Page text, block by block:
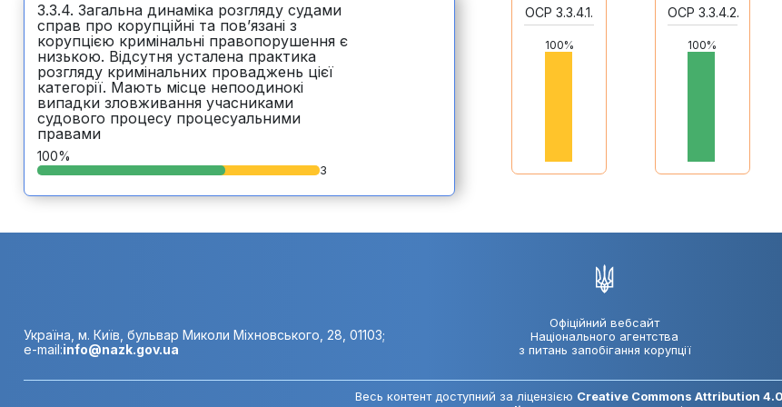
3.3.4. Загальна динаміка розгляду судами
справ про корупційні та пов’язані з
корупцією кримінальні правопорушення є
низькою. Відсутня усталена практика
розгляду кримінальних проваджень цієї
категорії. Мають місце непоодинокі
випадки зловживання учасниками
судового процесу процесуальними
правами
100%
3
ОСР 3.3.4.1.
100%
ОСР 3.3.4.2.
100%
Україна, м. Київ, бульвар Миколи Міхновського, 28, 01103;
e-mail:info@nazk.gov.ua
Офіційний вебсайт
Національного агентства
з питань запобігання корупції
Весь контент доступний за ліцензією Creative Commons Attribution